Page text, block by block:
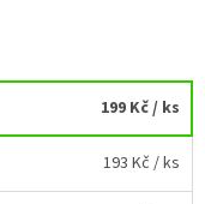
199 Kč/ ks
193 Kč / ks